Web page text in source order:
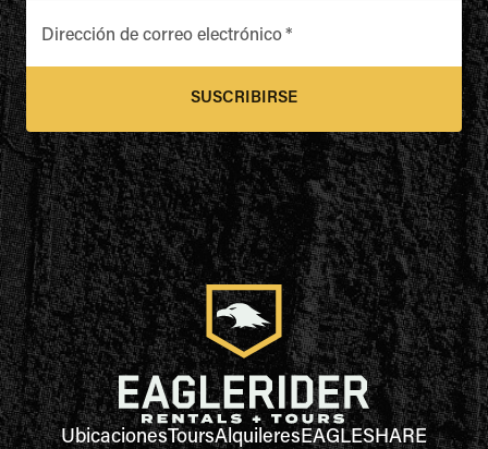
Dirección de correo electrónico*
SUSCRIBIRSE
UbicacionesToursAlquileresEAGLESHARE